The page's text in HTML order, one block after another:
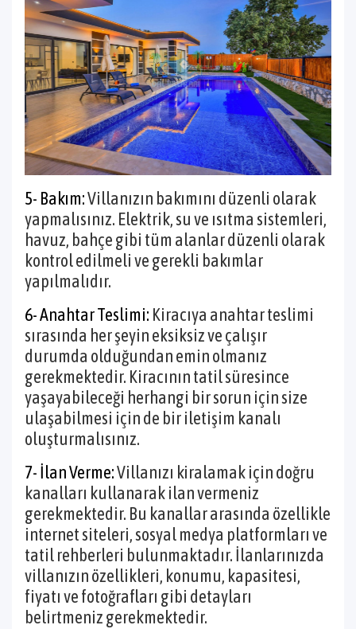
5- Bakım:Villanızın bakımını düzenli olarak
yapmalısınız. Elektrik, su ve ısıtma sistemleri,
havuz, bahçe gibi tüm alanlar düzenli olarak
kontrol edilmeli ve gerekli bakımlar
yapılmalıdır.
6- Anahtar Teslimi: Kiracıya anahtar teslimi
sırasında her şeyin eksiksiz ve çalışır
durumda olduğundan emin olmanız
gerekmektedir. Kiracının tatil süresince
yaşayabileceği herhangi bir sorun için size
ulaşabilmesi için de bir iletişim kanalı
oluşturmalısınız.
7- İlan Verme:Villanızı kiralamak için doğru
kanalları kullanarak ilan vermeniz
gerekmektedir. Bu kanallar arasında özellikle
internet siteleri, sosyal medya platformları ve
tatil rehberleri bulunmaktadır. İlanlarınızda
villanızın özellikleri, konumu, kapasitesi,
fiyatı ve fotoğrafları gibi detayları
belirtmeniz gerekmektedir.